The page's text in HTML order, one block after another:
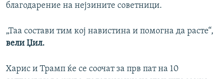
благодарение на нејзините советници.
„Таа состави тим кој навистина и помогна да расте“,
вели Џил.
Харис и Трамп ќе се соочат за прв пат на 10